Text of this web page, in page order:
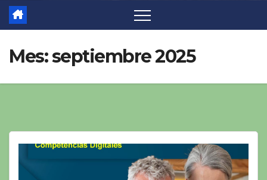
Mes:septiembre 2025